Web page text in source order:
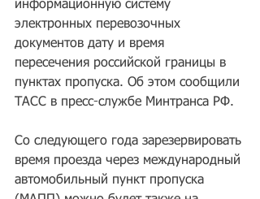
информационную систему
электронных перевозочных
документов дату и время
пересечения российской границы в
пунктах пропуска. Об этом сообщили
ТАСС в пресс-службе Минтранса РФ.
Со следующего года зарезервировать
время проезда через международный
автомобильный пункт пропуска